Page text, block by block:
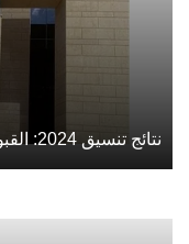
نتائج تنسيق 2024: القبول في الكليات